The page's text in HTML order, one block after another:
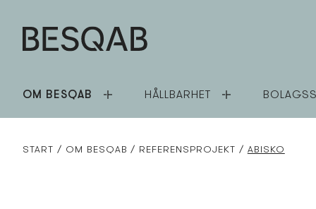
OM BESQAB HÅLLBARHET
START OM BESQAB REFERENSPROJEKT ABISKO